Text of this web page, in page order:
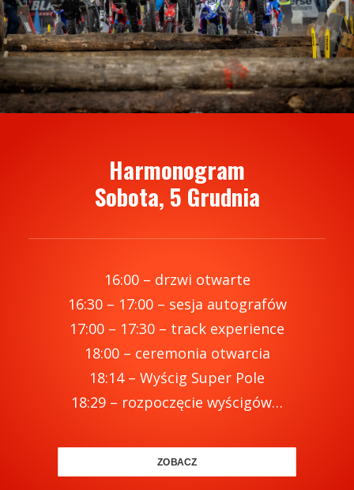
Harmonogram
Sobota, 5 Grudnia
16:00 – drzwi otwarte
16:30 – 17:00 – sesja autografów
17:00 – 17:30 – track experience
18:00 – ceremonia otwarcia
18:14 – Wyścig Super Pole
18:29 – rozpoczęcie wyścigów…
ZOBACZ